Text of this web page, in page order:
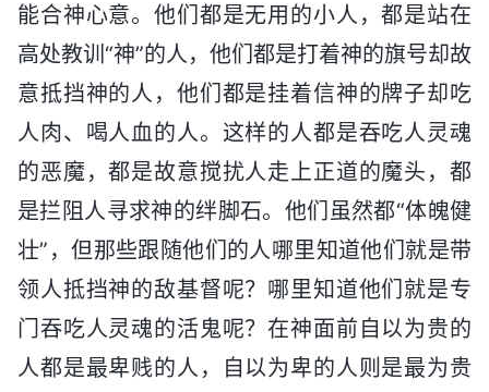
能合神心意。他们都是无用的小人，都是站在
高处教训“神”的人，他们都是打着神的旗号却故
意抵挡神的人，他们都是挂着信神的牌子却吃
人肉、喝人血的人。这样的人都是吞吃人灵魂
的恶魔，都是故意搅扰人走上正道的魔头，都
是拦阻人寻求神的绊脚石。他们虽然都“体魄健
壮”，但那些跟随他们的人哪里知道他们就是带
领人抵挡神的敌基督呢？哪里知道他们就是专
门吞吃人灵魂的活鬼呢？在神面前自以为贵的
人都是最卑贱的人，自以为卑的人则是最为贵